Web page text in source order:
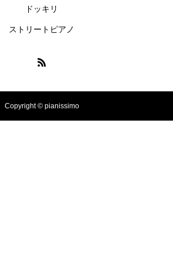
EARTS NO NO NO
冬の音楽 #クリスマス #心温まる
千葉県／イオンモール千葉ニュ
ドッキリ
ストリートピアノ
Copyright © pianissimo